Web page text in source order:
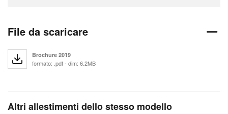
File da scaricare
Brochure 2019
formato: .pdf - dim: 6.2MB
Altri allestimenti dello stesso modello